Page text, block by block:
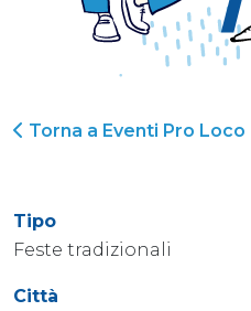
Torna a Eventi Pro Loco
Tipo
Feste tradizionali
Città